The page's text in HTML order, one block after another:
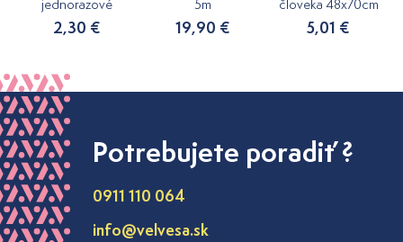
jednorazové
2,30 €
5m
19,90 €
človeka 48x70cm
5,01 €
Potrebujete poradiť ?
0911 110 064
info@velvesa.sk